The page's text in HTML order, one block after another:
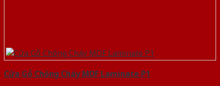
Cửa Gỗ Chống Cháy MDF Laminate P1